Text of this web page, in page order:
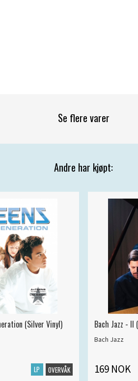
Se flere varer
Andre har kjøpt:
(Silver Vinyl)
LP OVERVÅK
Bach Jazz - II
Bach Jazz
169 NOK